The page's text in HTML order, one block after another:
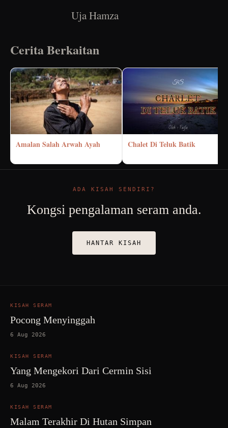
Uja Hamza
Cerita Berkaitan
Amalan Salah Arwah Ayah Chalet Di Teluk Batik
ADA KISAH SENDIRI?
Kongsi pengalaman seram anda.
HANTAR KISAH
KISAH SERAM
Pocong Menyinggah
6 Aug 2026
KISAH SERAM
Yang Mengekori Dari Cermin Sisi
6 Aug 2026
KISAH SERAM
Malam Terakhir Di Hutan Simpan